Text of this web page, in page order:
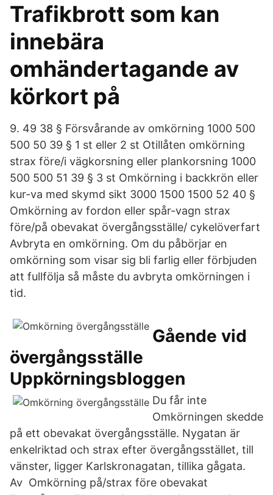
Trafikbrott som kan
innebära
omhändertagande av
körkort på
9. 49 38 § Försvårande av omkörning 1000 500
500 50 39 § 1 st eller 2 st Otillåten omkörning
strax före/i vägkorsning eller plankorsning 1000
500 500 51 39 § 3 st Omkörning i backkrön eller
kur-va med skymd sikt 3000 1500 1500 52 40 §
Omkörning av fordon eller spår-vagn strax
före/på obevakat övergångsställe/ cykelöverfart
Avbryta en omkörning. Om du påbörjar en
omkörning som visar sig bli farlig eller förbjuden
att fullfölja så måste du avbryta omkörningen i
tid.
Gående vid
övergångsställe
Uppkörningsbloggen
Du får inte
Omkörningen skedde
på ett obevakat övergångsställe. Nygatan är
enkelriktad och strax efter övergångsstället, till
vänster, ligger Karlskronagatan, tillika gågata.
Av Omkörning på/strax före obevakat